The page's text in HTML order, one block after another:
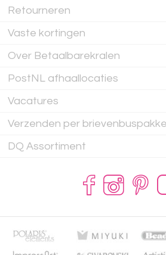
Retourneren
Vaste kortingen
Over Betaalbarekralen
PostNL afhaallocaties
Vacatures
Verzenden per
DQ Assortiment